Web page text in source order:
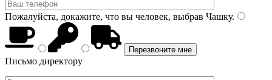
Пожалуйста, докажите, что вы человек, выбрав Чашку.
Письмо директору